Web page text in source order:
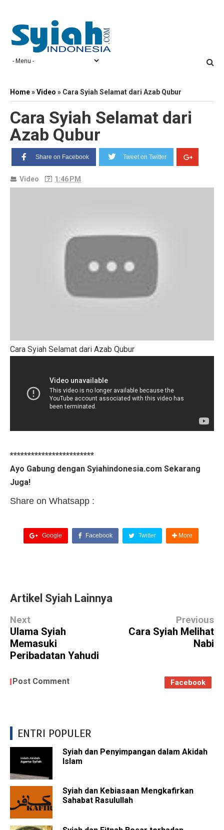
Home»Video » Cara Syiah Selamat dari Azab Qubur
Cara Syiah Selamat dari
Azab Qubur
Share on Facebook Tweet on Twitter
Video 1:46 PM
Cara Syiah Selamat dari Azab Qubur
************************
Ayo Gabung dengan Syiahindonesia.com Sekarang
Juga!
Share on Whatsapp :
Google Facebook Twitter More
Artikel Syiah Lainnya
Next
Ulama Syiah
Memasuki
Peribadatan Yahudi
Previous
Cara Syiah Melihat
Nabi
Post Comment Facebook
ENTRI POPULER
Syiah dan Penyimpangan dalam Akidah
Islam
Syiah dan Kebiasaan Mengkafirkan
Sahabat Rasulullah